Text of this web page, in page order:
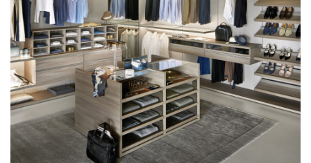
Sangiacomo Scrigno